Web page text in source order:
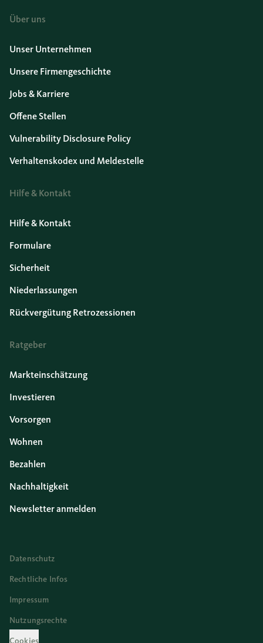
Über uns
Unser Unternehmen
Unsere Firmengeschichte
Jobs & Karriere
Offene Stellen
Vulnerability Disclosure Policy
Verhaltenskodex und Meldestelle
Hilfe & Kontakt
Hilfe & Kontakt
Formulare
Sicherheit
Niederlassungen
Rückvergütung Retrozessionen
Ratgeber
Markteinschätzung
Investieren
Vorsorgen
Wohnen
Bezahlen
Nachhaltigkeit
Newsletter anmelden
Datenschutz
Rechtliche Infos
Impressum
Nutzungsrechte
Cookies